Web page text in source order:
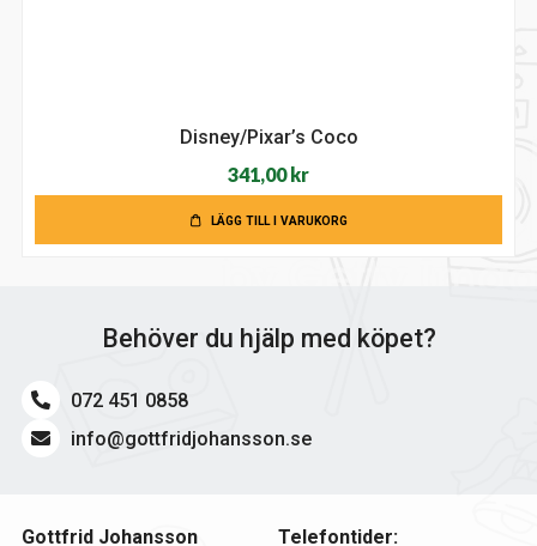
Disney/Pixar’s Coco
341,00 kr
LÄGG TILL I VARUKORG
Behöver du hjälp med köpet?
072 451 0858
info@gottfridjohansson.se
Gottfrid Johansson Telefontider: